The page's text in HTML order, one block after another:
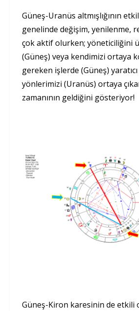
Güneş-Uranüs altmışlığının
genelinde değişim, yenilenme,
çok aktif olurken; yöneticiliğini
(Güneş) veya kendimizi ortaya
gereken işlerde (Güneş)
yönlerimizi (Uranüs) ortaya
zamanının geldiğini gösteriyor!
Güneş-Kiron karesinin de etkili